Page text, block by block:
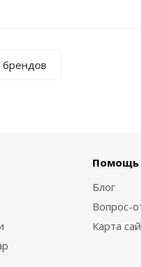
брендов
Помощь
Блог
Вопрос-
Карта